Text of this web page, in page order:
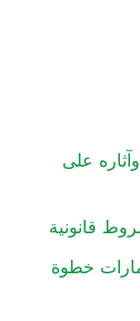
على
قانونية
خطوة